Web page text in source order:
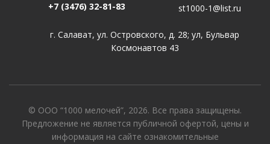
+7 (3476) 32-81-83 st1000-1@list.ru
г. Салават, ул. Островского, д. 28; ул, Бульвар
Космонавтов 43
© ООО “1000 мелочей”, 2026. Все права защищены.
Предложение не является публичной офертой, цены и
информация на сайте ознакомительные